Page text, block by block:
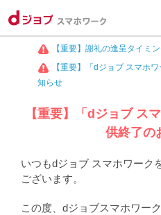
【重要】謝礼の進呈タイミ
【重要】「dジョブ スマホ
知らせ
【重要】「dジョブ ス
供終了の
いつもdジョブ スマホワーク
ございます。
この度、dジョブスマホワー